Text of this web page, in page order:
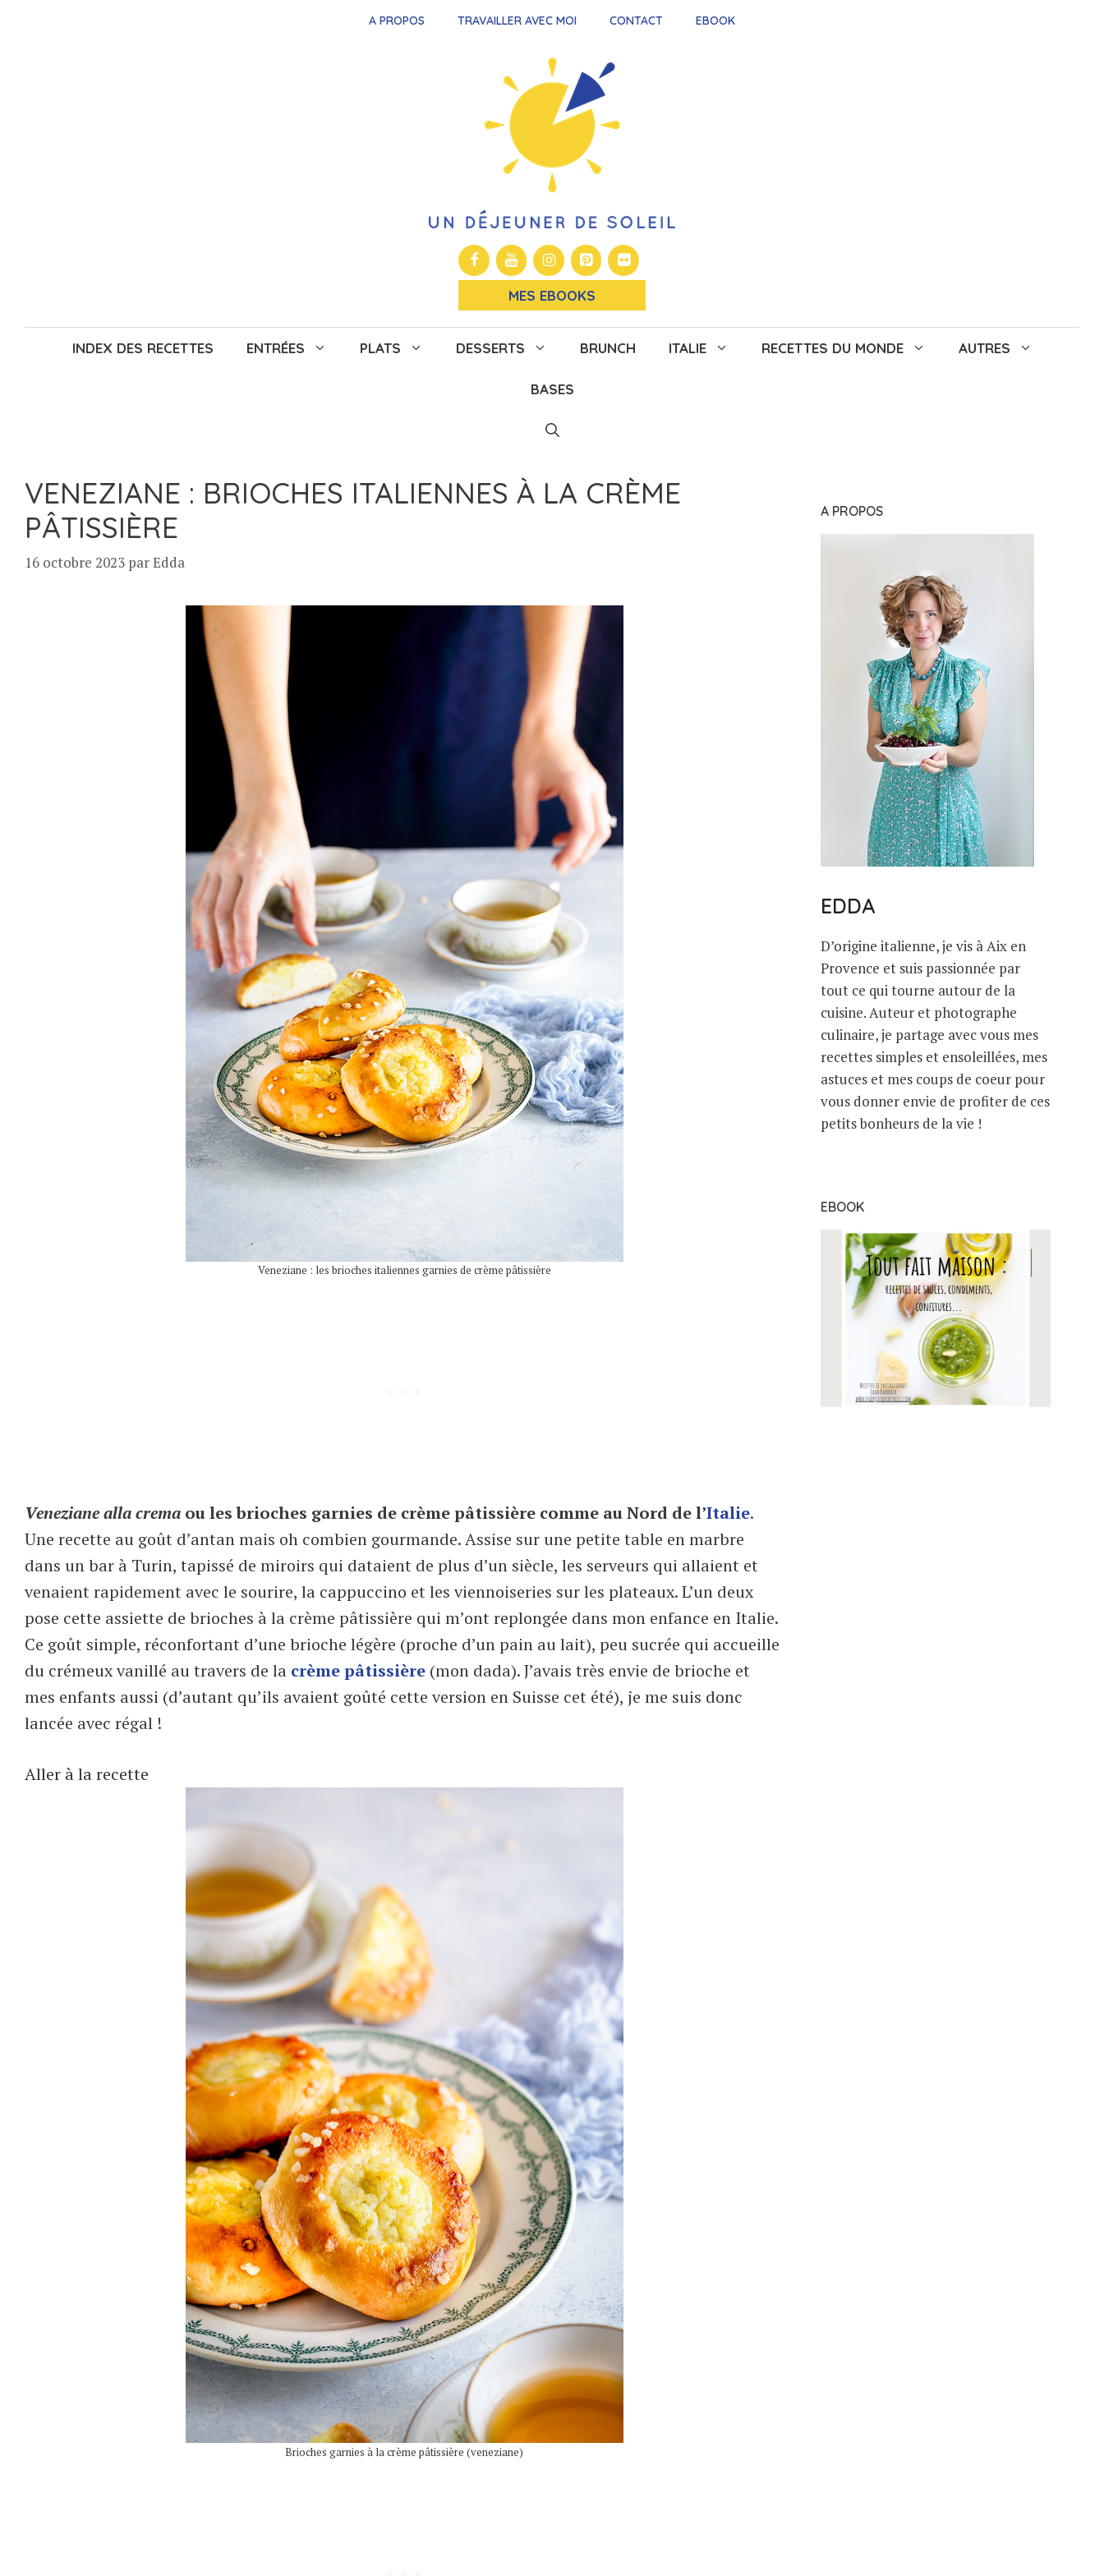
A PROPOS TRAVAILLER AVEC MOI CONTACT EBOOK
MES EBOOKS
INDEX DES RECETTES ENTRÉES PLATS DESSERTS BRUNCH ITALIE RECETTES DU MONDE AUTRES
BASES
VENEZIANE : BRIOCHES ITALIENNES À LA CRÈME
PÂTISSIÈRE
16 octobre 2023 parEdda
Veneziane : les brioches italiennes garnies de crème pâtissière
Veneziane alla crema ou les brioches garnies de crème pâtissière comme au Nord de l’Italie.
Une recette au goût d’antan mais oh combien gourmande. Assise sur une petite table en marbre
dans un bar à Turin, tapissé de miroirs qui dataient de plus d’un siècle, les serveurs qui allaient et
venaient rapidement avec le sourire, la cappuccino et les viennoiseries sur les plateaux. L’un deux
pose cette assiette de brioches à la crème pâtissière qui m’ont replongée dans mon enfance en Italie.
Ce goût simple, réconfortant d’une brioche légère (proche d’un pain au lait), peu sucrée qui accueille
du crémeux vanillé au travers de la crème pâtissière (mon dada). J’avais très envie de brioche et
mes enfants aussi (d’autant qu’ils avaient goûté cette version en Suisse cet été), je me suis donc
lancée avec régal !
Aller à la recette
Brioches garnies à la crème pâtissière (veneziane)
A PROPOS
EDDA
D’origine italienne, je vis à Aix en
Provence et suis passionnée par
tout ce qui tourne autour de la
cuisine. Auteur et photographe
culinaire, je partage avec vous mes
recettes simples et ensoleillées, mes
astuces et mes coups de coeur pour
vous donner envie de profiter de ces
petits bonheurs de la vie !
EBOOK